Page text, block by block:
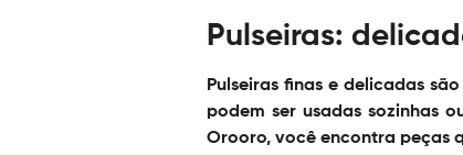
Pulseiras:
Pulseiras finas e delicadas
podem ser usadas sozinhas
Orooro, você encontra peças